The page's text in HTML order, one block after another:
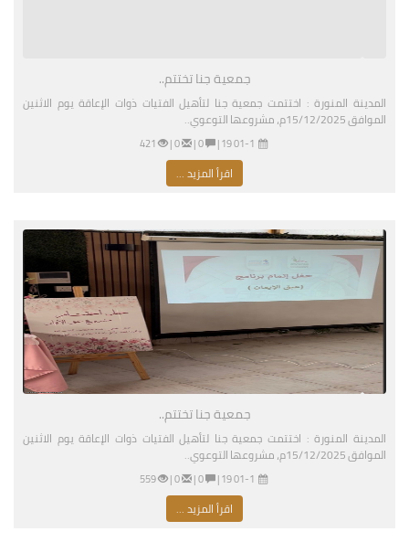
جمعية جنا تختتم..
المدينة المنورة : اختتمت جمعية جنا لتأهيل الفتيات ذوات الإعاقة يوم الاثنين
الموافق 15/12/2025م، مشروعها التوعوي..
01-11-2026 03:19 مساءً |
0 |
0 |
421
اقرأ المزيد ...
جمعية جنا تختتم..
المدينة المنورة : اختتمت جمعية جنا لتأهيل الفتيات ذوات الإعاقة يوم الاثنين
الموافق 15/12/2025م، مشروعها التوعوي..
01-11-2026 03:19 مساءً |
0 |
0 |
559
اقرأ المزيد ...